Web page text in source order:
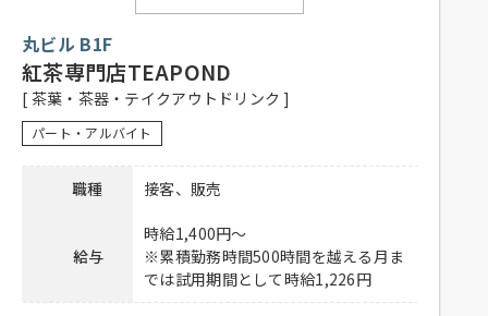
応募資格
シフト制
1日4時間以上、週2日以上勤務可能な
方
高校生不可、主婦歓迎、フリーター
歓迎、経験者優遇、未経験者可、土
社員登用有り、昇給有り、賞与有り、
社保完備、制服貸与、社内割引有
り、交通費全額支給
応募方法
電話連絡後、履歴書持参のうえ、ご
丸ビル B1F
紅茶専門店TEAPOND
[ 茶葉・茶器・テイクアウトドリンク ]
パート・アルバイト
職種 接客、販売
給与
時給1,400円～
※累積勤務時間500時間を越える月ま
では試用期間として時給1,226円